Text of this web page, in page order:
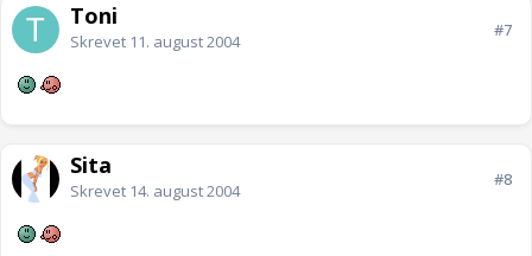
Toni
Skrevet 11. august 2004
#7
Sita
Skrevet 14. august 2004
#8